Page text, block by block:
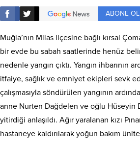
ABONE OL
Muğla’nın Milas ilçesine bağlı kırsal
bir evde bu sabah saatlerinde henüz
nedenle yangın çıktı. Yangın ihbarının
itfaiye, sağlık ve emniyet ekipleri sevk
çalışmasıyla söndürülen yangının
anne Nurten Dağdelen ve oğlu Hüseyin
yitirdiği anlaşıldı. Ağır yaralanan kızı
hastaneye kaldırılarak yoğun bakım